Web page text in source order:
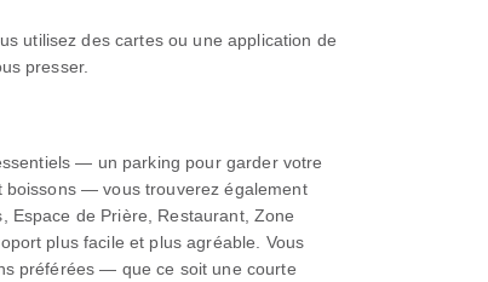
utilisez des cartes ou une application de
presser.
— un parking pour garder votre
boissons — vous trouverez également
Espace de Prière, Restaurant, Zone
plus facile et plus agréable. Vous
préférées — que ce soit une courte